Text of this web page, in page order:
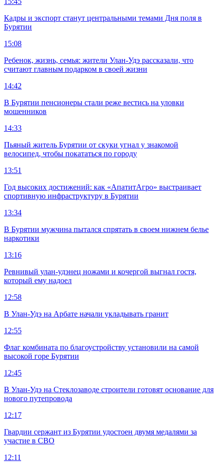
Кадры и экспорт станут центральными темами Дня поля в
Бурятии
15:08
Ребенок, жизнь, семья: жители Улан-Удэ рассказали, что
считают главным подарком в своей жизни
14:42
В Бурятии пенсионеры стали реже вестись на уловки
мошенников
14:33
Пьяный житель Бурятии от скуки угнал у знакомой
велосипед, чтобы покататься по городу
13:51
Год высоких достижений: как «АпатитАгро» выстраивает
спортивную инфраструктуру в Бурятии
13:34
В Бурятии мужчина пытался спрятать в своем нижнем белье
наркотики
13:16
Ревнивый улан-удэнец ножами и кочергой выгнал гостя,
который ему надоел
12:58
В Улан-Удэ на Арбате начали укладывать гранит
12:55
Флаг комбината по благоустройству установили на самой
высокой горе Бурятии
12:45
В Улан-Удэ на Стеклозаводе строители готовят основание для
нового путепровода
12:17
Гвардии сержант из Бурятии удостоен двумя медалями за
участие в СВО
12:11